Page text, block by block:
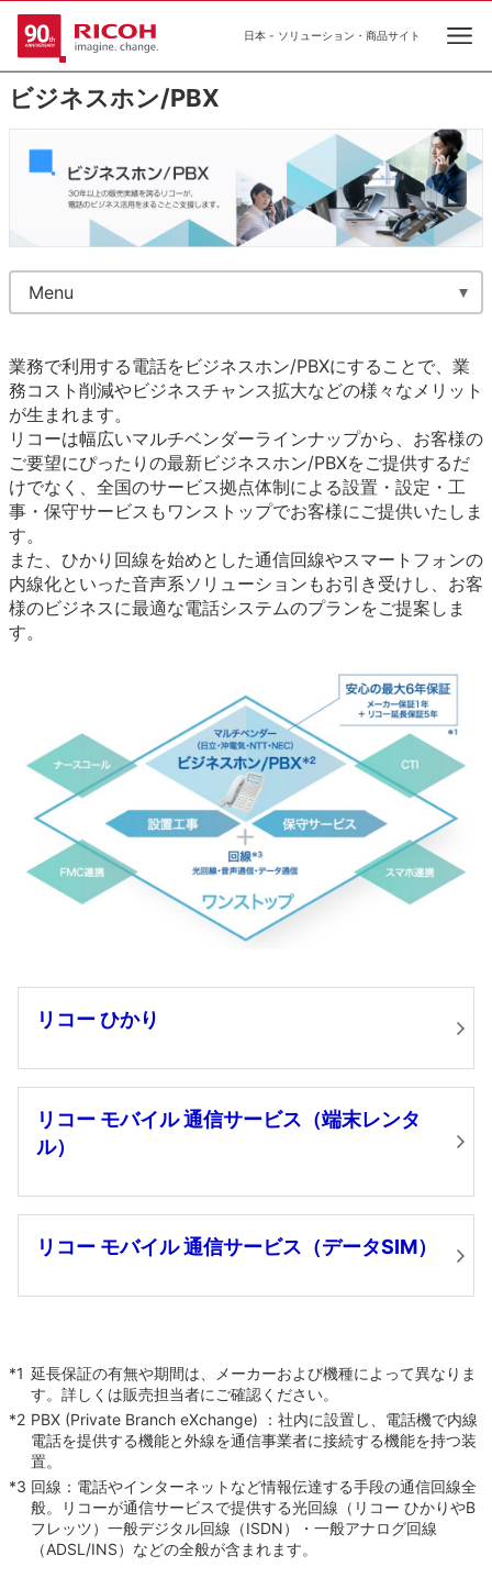
日本 - ソリューション・商品サイト
ビジネスホン/PBX
Menu
業務で利用する電話をビジネスホン/PBXにすることで、業
務コスト削減やビジネスチャンス拡大などの様々なメリット
が生まれます。
リコーは幅広いマルチベンダーラインナップから、お客様の
ご要望にぴったりの最新ビジネスホン/PBXをご提供するだ
けでなく、全国のサービス拠点体制による設置・設定・工
事・保守サービスもワンストップでお客様にご提供いたしま
す。
また、ひかり回線を始めとした通信回線やスマートフォンの
内線化といった音声系ソリューションもお引き受けし、お客
様のビジネスに最適な電話システムのプランをご提案しま
す。
リコー ひかり
リコー モバイル 通信サービス（端末レンタ
ル）
リコー モバイル 通信サービス（データSIM）
*1 延長保証の有無や期間は、メーカーおよび機種によって異なりま
す。詳しくは販売担当者にご確認ください。
*2 PBX (Private Branch eXchange) ：社内に設置し、電話機で内線
電話を提供する機能と外線を通信事業者に接続する機能を持つ装
置。
*3 回線：電話やインターネットなど情報伝達する手段の通信回線全
般。リコーが通信サービスで提供する光回線（リコー ひかりやB
フレッツ）一般デジタル回線（ISDN）・一般アナログ回線
（ADSL/INS）などの全般が含まれます。